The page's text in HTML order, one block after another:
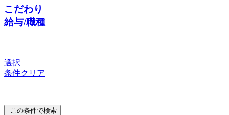
こだわり
給与/職種
選択
条件クリア
この条件で検索